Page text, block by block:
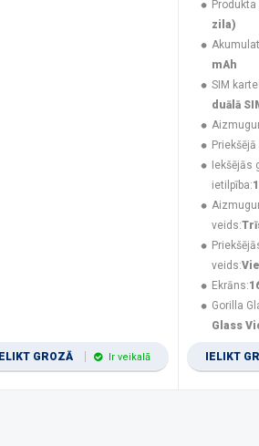
IELIKT GROZĀ Ir veikalā
zila)
mAh
SIM
duālā
Iekšējās
ietilpība:
veids:
veids:
Ekrāns:
Gorilla
Glass
IELIKT